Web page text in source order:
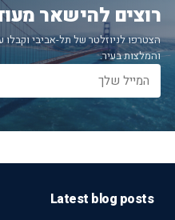
רוצים להישאר
הצטרפו לניוזלטר של תל-אביבי
והמלצות בעיר.
Latest blog posts